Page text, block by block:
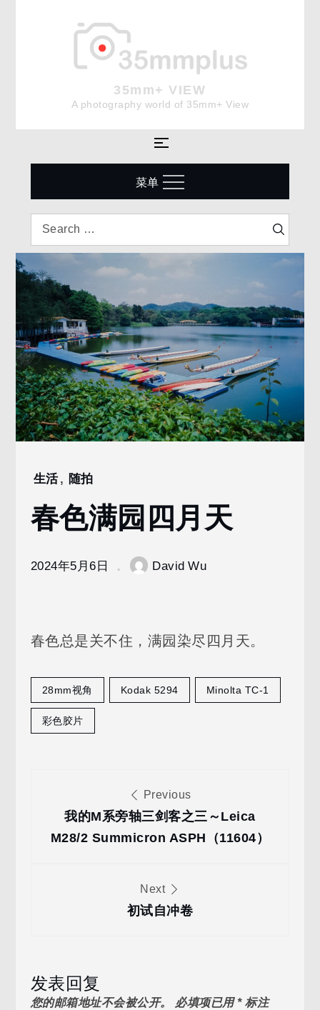
35mm+ VIEW
A photography world of 35mm+ View
菜单
for:
Search
Home
5
月
春
四
月
生活, 随拍
春色满园四月天
2024年5月6日 David Wu
春色总是关不住，满园染尽四月天。
28mm视角 Kodak 5294 Minolta TC-1
彩色胶片
章
Previous
我的M系旁轴三剑客之三～Leica
M28/2 Summicron ASPH（11604）
Next
初试自冲卷
发表回复
您的邮箱地址不会被公开。 必填项已用*标注